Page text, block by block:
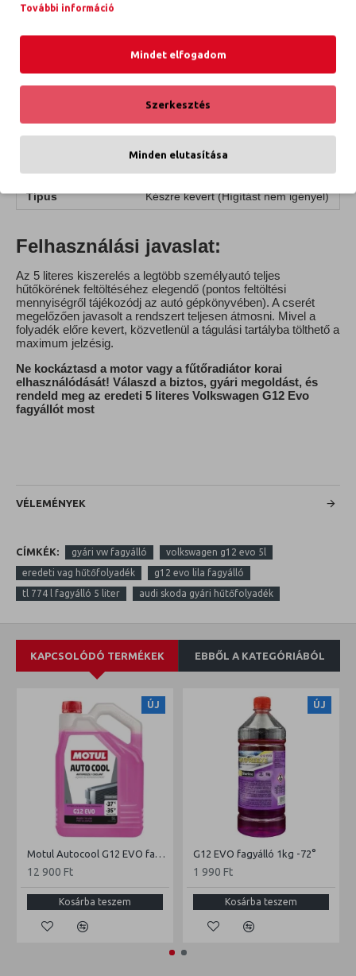
Térfogat
5 liter
Gyártó
Lila / Rózsaszín
Típus Készre kevert (Hígítást nem igényel)
Felhasználási javaslat:
Az 5 literes kiszerelés a legtöbb személyautó teljes
hűtőkörének feltöltéséhez elegendő (pontos feltöltési
mennyiségről tájékozódj az autó gépkönyvében). A cserét
megelőzően javasolt a rendszert teljesen átmosni. Mivel a
folyadék előre kevert, közvetlenül a tágulási tartályba tölthető a
maximum jelzésig.
Ne kockáztasd a motor vagy a fűtőradiátor korai
elhasználódását! Válaszd a biztos, gyári megoldást, és
rendeld meg az eredeti 5 literes Volkswagen G12 Evo
fagyállót most
VÉLEMÉNYEK
CÍMKÉK: gyári vw fagyálló volkswagen g12 evo 5l
eredeti vag hűtőfolyadék
g12 evo lila fagyálló
tl 774 l fagyálló 5 liter
audi skoda gyári hűtőfolyadék
KAPCSOLÓDÓ TERMÉKEK EBBŐL A KATEGÓRIÁBÓL
ÚJ
Motul Autocool G12 EVO fagyálló 5l
12 900 Ft
Kosárba teszem
ÚJ
G12 EVO fagyálló 1kg -72°
1 990 Ft
Kosárba teszem
További információ
Mindet elfogadom
Szerkesztés
Minden elutasítása